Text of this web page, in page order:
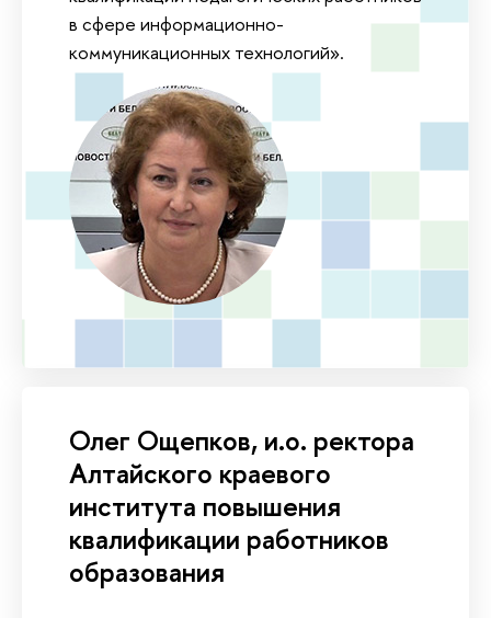
в сфере информационно-
коммуникационных технологий».
Олег Ощепков, и.о. ректора
Алтайского краевого
института повышения
квалификации работников
образования